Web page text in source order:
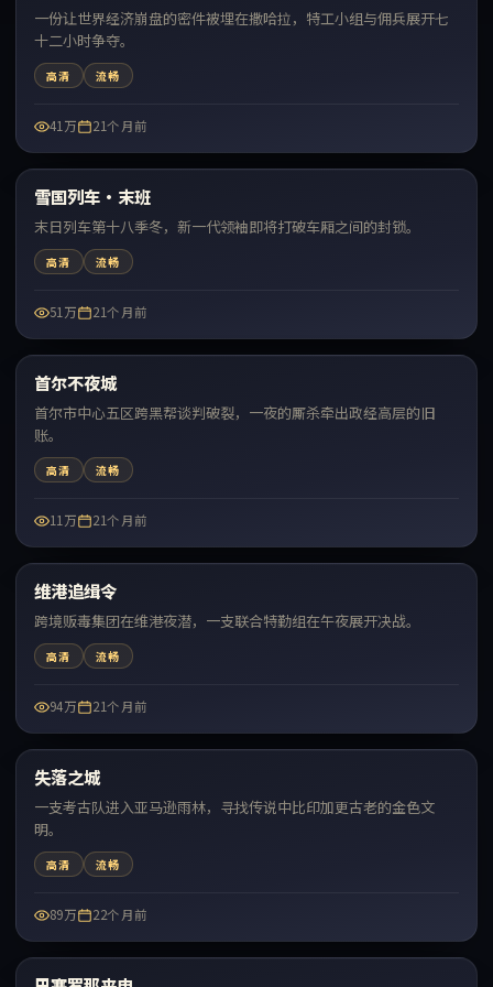
一份让世界经济崩盘的密件被埋在撒哈拉，特工小组与佣兵展开七
十二小时争夺。
高清 流畅
41万 21个月前
最新
雪国列车·末班
末日列车第十八季冬，新一代领袖即将打破车厢之间的封锁。
高清 流畅
51万 21个月前
最新
首尔不夜城
首尔市中心五区跨黑帮谈判破裂，一夜的厮杀牵出政经高层的旧
账。
高清 流畅
11万 21个月前
最新
维港追缉令
跨境贩毒集团在维港夜潜，一支联合特勤组在午夜展开决战。
高清 流畅
94万 21个月前
最新
失落之城
一支考古队进入亚马逊雨林，寻找传说中比印加更古老的金色文
明。
高清 流畅
89万 22个月前
最新